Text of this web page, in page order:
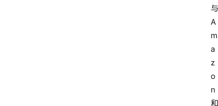
与
A
m
a
z
o
n
和